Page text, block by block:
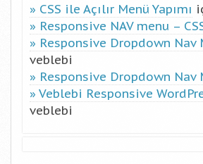
CSS ile Açılır Menü Yapımı
Responsive NAV menu –
Responsive Dropdown Nav
veblebi
Responsive Dropdown Nav
Veblebi Responsive
veblebi